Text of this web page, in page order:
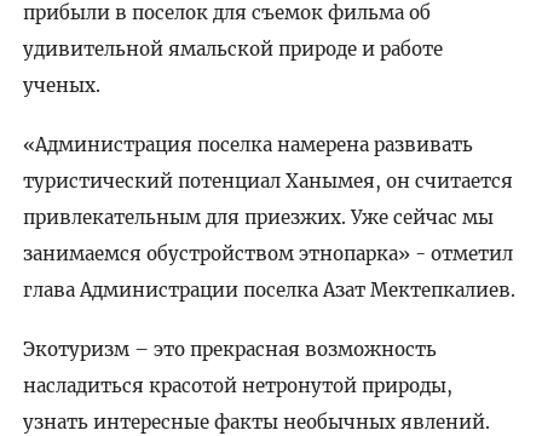
прибыли в поселок для съемок фильма об
удивительной ямальской природе и работе
ученых.
«Администрация поселка намерена развивать
туристический потенциал Ханымея, он считается
привлекательным для приезжих. Уже сейчас мы
занимаемся обустройством этнопарка» - отметил
глава Администрации поселка Азат Мектепкалиев.
Экотуризм – это прекрасная возможность
насладиться красотой нетронутой природы,
узнать интересные факты необычных явлений.